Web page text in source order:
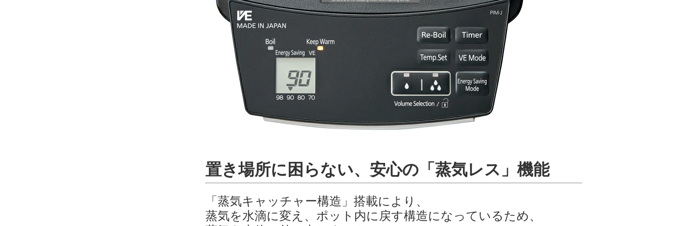
置き場所に困らない、安心の「蒸気レス」機能
「蒸気キャッチャー構造」搭載により、
蒸気を水滴に変え、ポット内に戻す構造になっているため、